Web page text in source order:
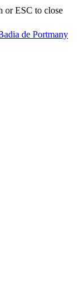
or ESC to close